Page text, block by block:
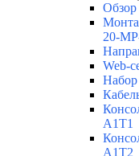
Обзор
20-
Web-
A1T1
A1T2